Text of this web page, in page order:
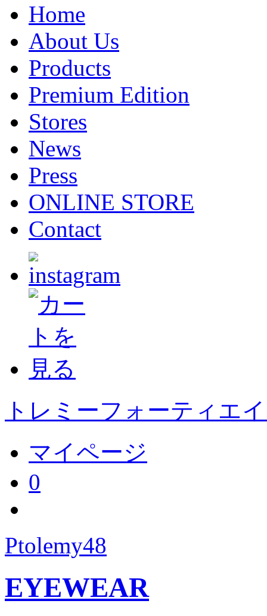
Home
About Us
Products
Premium Edition
Stores
News
Press
ONLINE STORE
Contact
トレミーフォーティエ
マイページ
0
Ptolemy48
EYEWEAR